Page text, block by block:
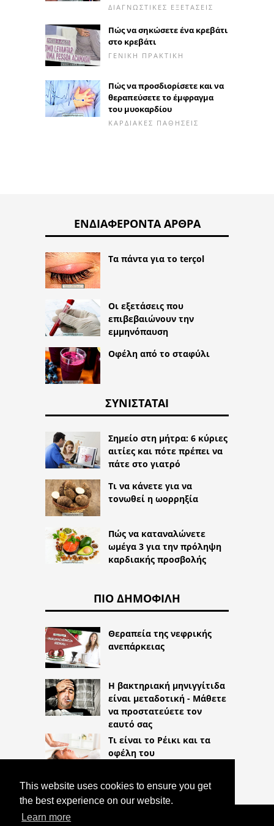
This website uses cookies to ensure you get
the best experience on our website.
Learn more
ΔΙΑΓΝΩΣΤΙΚΈΣ ΕΞΕΤΆΣΕΙΣ
Πώς να σηκώσετε ένα κρεβάτι
στο κρεβάτι
ΓΕΝΙΚΉ ΠΡΑΚΤΙΚΉ
Πώς να προσδιορίσετε και να
θεραπεύσετε το έμφραγμα
του μυοκαρδίου
ΚΑΡΔΙΑΚΈΣ ΠΑΘΉΣΕΙΣ
ΕΝΔΙΑΦΈΡΟΝΤΑ ΆΡΘΡΑ
Τα πάντα για το terçol
Οι εξετάσεις που
επιβεβαιώνουν την
εμμηνόπαυση
Οφέλη από το σταφύλι
ΣΥΝΙΣΤΆΤΑΙ
Σημείο στη μήτρα: 6 κύριες
αιτίες και πότε πρέπει να
πάτε στο γιατρό
Τι να κάνετε για να
τονωθεί η ωορρηξία
Πώς να καταναλώνετε
ωμέγα 3 για την πρόληψη
καρδιακής προσβολής
ΠΙΟ ΔΗΜΟΦΙΛΉ
Θεραπεία της νεφρικής
ανεπάρκειας
Η βακτηριακή μηνιγγίτιδα
είναι μεταδοτική - Μάθετε
να προστατεύετε τον
εαυτό σας
Τι είναι το Ρέικι και τα
οφέλη του